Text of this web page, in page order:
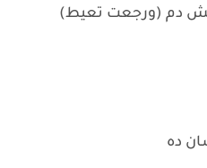
دم (ورجعت تعيط)
ده